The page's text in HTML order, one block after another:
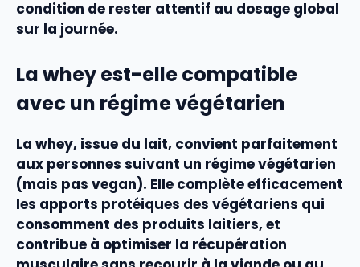
condition de rester attentif au dosage global
sur la journée.
La whey est-elle compatible
avec un régime végétarien
La whey, issue du lait, convient parfaitement
aux personnes suivant un régime végétarien
(mais pas vegan). Elle complète efficacement
les apports protéiques des végétariens qui
consomment des produits laitiers, et
contribue à optimiser la récupération